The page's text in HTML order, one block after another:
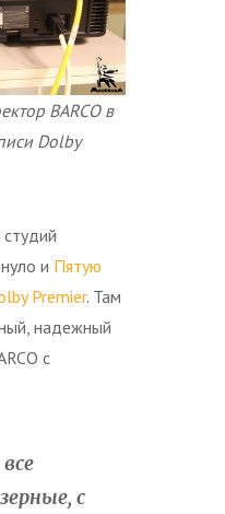
BARCO в
Dolby
и Пятую
Premier. Там
надежный
с
с